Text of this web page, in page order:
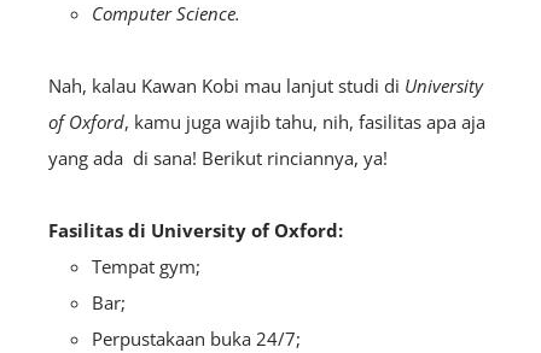
Computer Science.
Nah, kalau Kawan Kobi mau lanjut studi di University
of Oxford, kamu juga wajib tahu, nih, fasilitas apa aja
yang ada di sana! Berikut rinciannya, ya!
Fasilitas di University of Oxford:
Tempat gym;
Bar;
Perpustakaan buka 24/7;